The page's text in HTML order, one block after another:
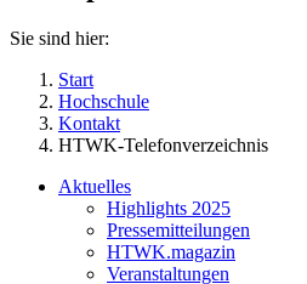
Sie sind hier:
Start
Hochschule
Kontakt
HTWK-Telefonverzeichnis
Aktuelles
Highlights 2025
Pressemitteilungen
HTWK.magazin
Veranstaltungen